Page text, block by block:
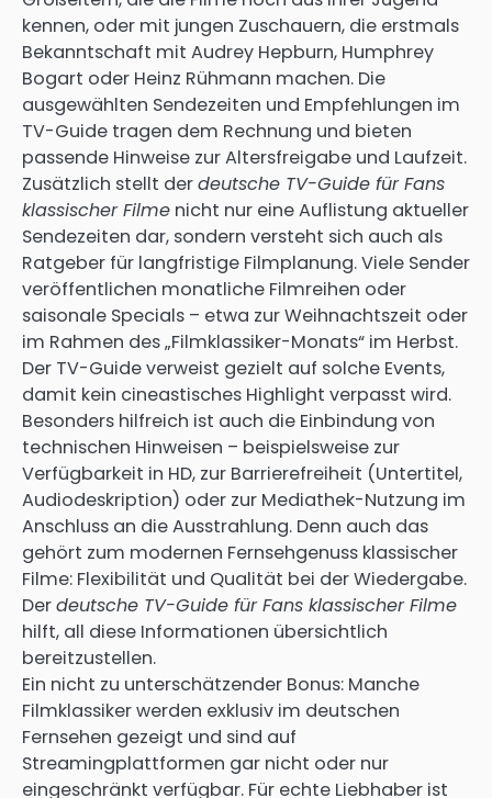
kennen, oder mit jungen Zuschauern, die erstmals
Bekanntschaft mit Audrey Hepburn, Humphrey
Bogart oder Heinz Rühmann machen. Die
ausgewählten Sendezeiten und Empfehlungen im
TV-Guide tragen dem Rechnung und bieten
passende Hinweise zur Altersfreigabe und Laufzeit.
Zusätzlich stellt derdeutsche TV-Guide für Fans
klassischer Filme nicht nur eine Auflistung aktueller
Sendezeiten dar, sondern versteht sich auch als
Ratgeber für langfristige Filmplanung. Viele Sender
veröffentlichen monatliche Filmreihen oder
saisonale Specials – etwa zur Weihnachtszeit oder
im Rahmen des „Filmklassiker-Monats“ im Herbst.
Der TV-Guide verweist gezielt auf solche Events,
damit kein cineastisches Highlight verpasst wird.
Besonders hilfreich ist auch die Einbindung von
technischen Hinweisen – beispielsweise zur
Verfügbarkeit in HD, zur Barrierefreiheit (Untertitel,
Audiodeskription) oder zur Mediathek-Nutzung im
Anschluss an die Ausstrahlung. Denn auch das
gehört zum modernen Fernsehgenuss klassischer
Filme: Flexibilität und Qualität bei der Wiedergabe.
Derdeutsche TV-Guide für Fans klassischer Filme
hilft, all diese Informationen übersichtlich
bereitzustellen.
Ein nicht zu unterschätzender Bonus: Manche
Filmklassiker werden exklusiv im deutschen
Fernsehen gezeigt und sind auf
Streamingplattformen gar nicht oder nur
eingeschränkt verfügbar. Für echte Liebhaber ist